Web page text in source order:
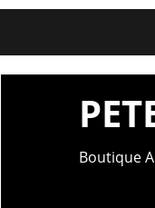
Boutique